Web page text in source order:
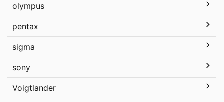
olympus
pentax
sigma
sony
Voigtlander